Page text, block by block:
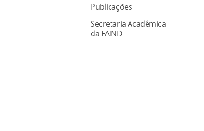
Publicações
Secretaria Acadêmica
da FAIND